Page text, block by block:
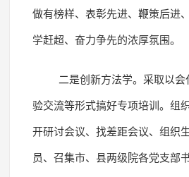
做有榜样、表彰先进、鞭策后进
学赶超、奋力争先的浓厚氛围。
二是创新方法学。采取以
验交流等形式搞好专项培训。组
开研讨会议、找差距会议、组织
员、召集市、县两级院各党支部